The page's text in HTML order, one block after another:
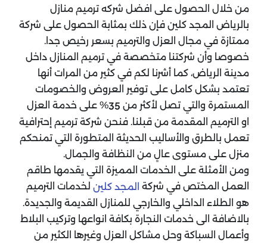
من خلال الحصول على افضل شركه ترميم منازل
بالرياض المجد كلين فإن ذلك بمثابة الحصول على شركة
ممتازة في مجال العزل والترميم بسعر رخيص جدا.
خصوصا وأن شركتنا متخصصة في ترميم المنازل داخل
مدينة الرياض، كما أشرنا لكم في كثير من المرات أنها
تعتمد بشكل كامل على توفير العروض والخصومات
المستمرة والتي تصل لأكثر من 35% على خدمة العزل
او الترميم المقدمة من قبلنا. فنحن شركة ترميم إحترافية
تعمل بالطرق والأساليب الحديثة المتطورة التي تمنحكم
منزل على مستوى عالٍ من النظافة والجمال.
ومن الأمثلة على الخدمات المميزة التي يقدمها طاقم
العمل المختص في شركة المجد كلين لخدمات الترميم
هو الطلاء الداخلي والخارجي للمنازل القديمة والجديدة.
بالاضافة الى خدمات النجارة بكافة انواعها وتركيب البلاط
وأعمال السباكة وحل مشاكل العزل وغيرها الكثير من